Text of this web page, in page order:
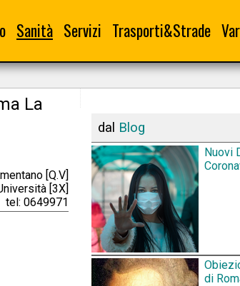
Sanità Servizi Trasporti&Strade
La
[Q.V]
[3X]
tel: 0649971
dal Blog
Nuovi
di